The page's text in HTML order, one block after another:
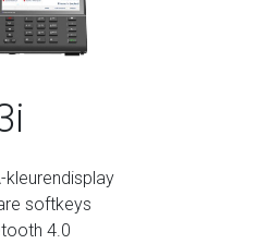
kleurendisplay
softkeys
4.0